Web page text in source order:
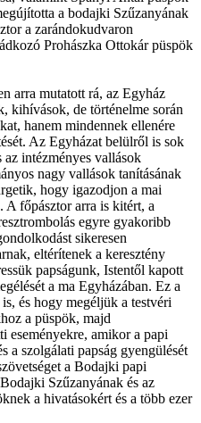
a bodajki Szűzanyának
a zarándokudvaron
Prohászka Ottokár püspök
arra mutatott rá, az Egyház
kihívások, de történelme során
hanem mindennek ellenére
Az Egyházat belülről is sok
az intézményes vallások
nagy vallások tanításának
hogy igazodjon a mai
A főpásztor arra is kitért, a
egyre gyakoribb
sikeresen
eltérítenek a keresztény
papságunk, Istentől kapott
a ma Egyházában. Ez a
és hogy megéljük a testvéri
a püspök, majd
eseményekre, amikor a papi
a szolgálati papság gyengülését
a Bodajki papi
Szűzanyának és az
a hivatásokért és a több ezer